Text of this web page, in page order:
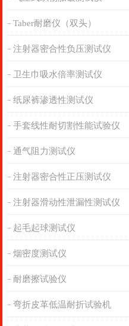
Taber耐磨仪（双头）
注射器密合性负压测试仪
卫生巾吸水倍率测试仪
纸尿裤渗透性测试仪
手套线性耐切割性能试验仪
通气阻力测试仪
注射器密合性正压测试仪
注射器滑动性泄漏性测试仪
起毛起球测试仪
烟密度测试仪
耐磨擦试验仪
弯折皮革低温耐折试验机